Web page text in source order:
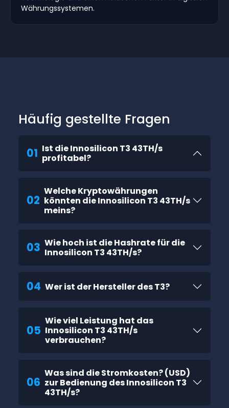
Währungssystemen.
Häufig gestellte Fragen
01 Ist die Innosilicon T3 43TH/s
profitabel?
02
Welche Kryptowährungen
könnten die Innosilicon T3 43TH/s
meins?
03 Wie hoch ist die Hashrate für die
Innosilicon T3 43TH/s?
04 Wer ist der Hersteller des T3?
05
Wie viel Leistung hat das
Innosilicon T3 43TH/s
verbrauchen?
06
Was sind die Stromkosten? (USD)
zur Bedienung des Innosilicon T3
43TH/s?